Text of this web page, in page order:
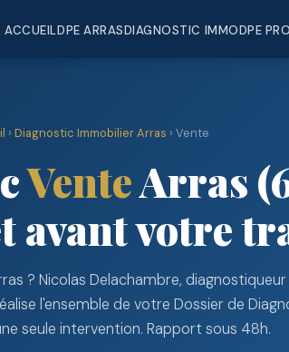
ACCUEILDPE ARRASDIAGNOSTIC IMMODPE
› Diagnostic Immobilier Arras › Vente
VenteArras
avant votre
? Nicolas Delachambre,
l'ensemble de votre Dossier de
seule intervention. Rapport sous 48h.